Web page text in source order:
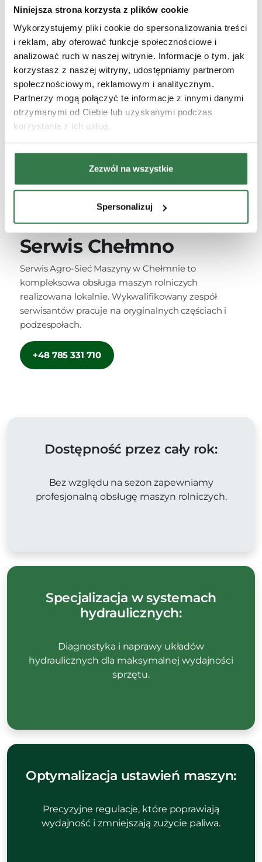
Niniejsza strona korzysta z plików cookie
Wykorzystujemy pliki cookie do spersonalizowania treści
i reklam, aby oferować funkcje społecznościowe i
analizować ruch w naszej witrynie. Informacje o tym, jak
korzystasz z naszej witryny, udostępniamy partnerom
społecznościowym, reklamowym i analitycznym.
Partnerzy mogą połączyć te informacje z innymi danymi
otrzymanymi od Ciebie lub uzyskanymi podczas
korzystania z ich usług.
Zezwól na wszystkie
Spersonalizuj
Serwis Chełmno
Serwis Agro-Sieć Maszyny w Chełmnie to
kompleksowa obsługa maszyn rolniczych
realizowana lokalnie. Wykwalifikowany zespół
serwisantów pracuje na oryginalnych częściach i
podzespołach.
+48 785 331 710
Dostępność przez cały rok:
Bez względu na sezon zapewniamy
profesjonalną obsługę maszyn rolniczych.
Specjalizacja w systemach
hydraulicznych:
Diagnostyka i naprawy układów
hydraulicznych dla maksymalnej wydajności
sprzętu.
Optymalizacja ustawień maszyn:
Precyzyjne regulacje, które poprawiają
wydajność i zmniejszają zużycie paliwa.